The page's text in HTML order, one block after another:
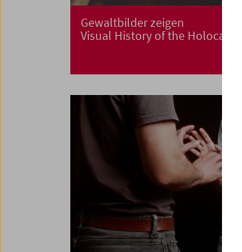
Gewaltbilder zeigen
Visual History of the Holocaust